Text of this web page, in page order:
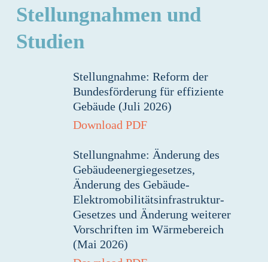
Stellungnahmen und
Studien
Stellungnahme: Reform der
Bundesförderung für effiziente
Gebäude (Juli 2026)
Download PDF
Stellungnahme: Änderung des
Gebäudeenergiegesetzes,
Änderung des Gebäude-
Elektromobilitätsinfrastruktur-
Gesetzes und Änderung weiterer
Vorschriften im Wärmebereich
(Mai 2026)